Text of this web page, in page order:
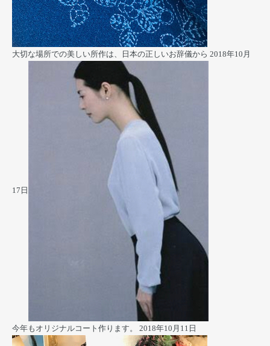
大切な場所での美しい所作は、日本の正しいお辞儀から 2018年10月
17日
今年もオリジナルコート作ります。 2018年10月11日